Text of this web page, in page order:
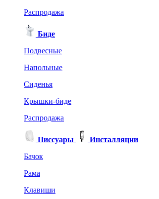
Распродажа
Биде
Подвесные
Напольные
Сиденья
Крышки-биде
Распродажа
Писсуары
Инсталляции
Бачок
Рама
Клавиши